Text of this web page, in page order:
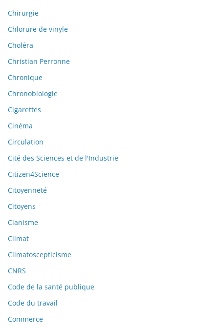
Chirurgie
Chlorure de vinyle
Choléra
Christian Perronne
Chronique
Chronobiologie
Cigarettes
Cinéma
Circulation
Cité des Sciences et de l'Industrie
Citizen4Science
Citoyenneté
Citoyens
Clanisme
Climat
Climatoscepticisme
CNRS
Code de la santé publique
Code du travail
Commerce